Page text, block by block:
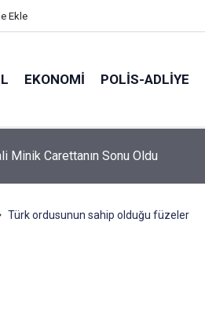
Ekle
EKONOMI POLİS-ADLİYE
Minik Carettanın Sonu Oldu
Türk ordusunun sahip olduğu füzeler